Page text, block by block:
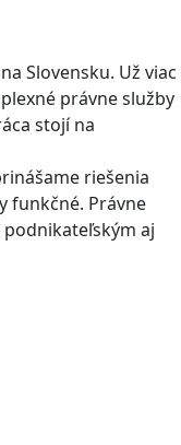
Slovensku. Už viac
právne služby
stojí na
riešenia
funkčné. Právne
aj